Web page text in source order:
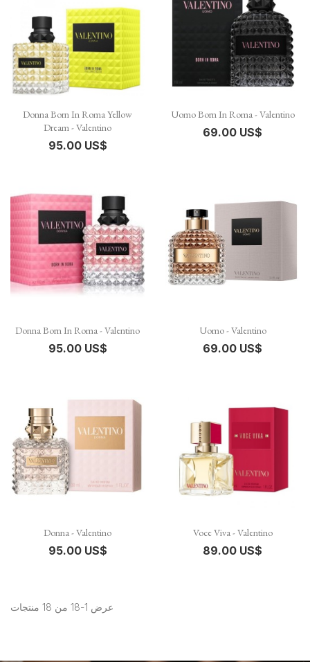
Donna Born In Roma Yellow
Dream - Valentino
95.00 US$
Uomo Born In Roma - Valentino
69.00 US$
Donna Born In Roma - Valentino
95.00 US$
Uomo - Valentino
69.00 US$
Donna - Valentino
95.00 US$
Voce Viva - Valentino
89.00 US$
عرض 1-18 من 18 منتجات